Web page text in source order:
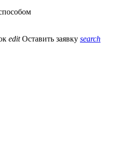
edit Оставить заявку search